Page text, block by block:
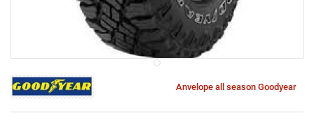
Anvelope all season Goodyear